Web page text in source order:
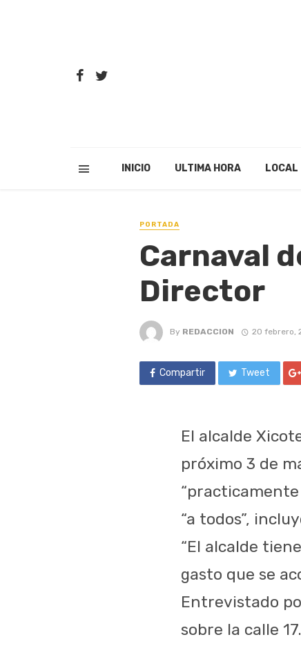
INICIO ULTIMA HORA LOCAL
PORTADA
Carnaval
Director
By REDACCION 20 febrero,
Compartir Tweet
El alcalde
próximo 3 de
“a todos”,
“El alcalde
gasto que se
Entrevistado
sobre la calle 17.